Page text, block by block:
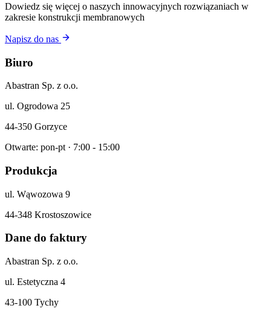
Dowiedz się więcej o naszych innowacyjnych rozwiązaniach w
zakresie konstrukcji membranowych
Napisz do nas
Biuro
Abastran Sp. z o.o.
ul. Ogrodowa 25
44-350 Gorzyce
Otwarte: pon-pt · 7:00 - 15:00
Produkcja
ul. Wąwozowa 9
44-348 Krostoszowice
Dane do faktury
Abastran Sp. z o.o.
ul. Estetyczna 4
43-100 Tychy